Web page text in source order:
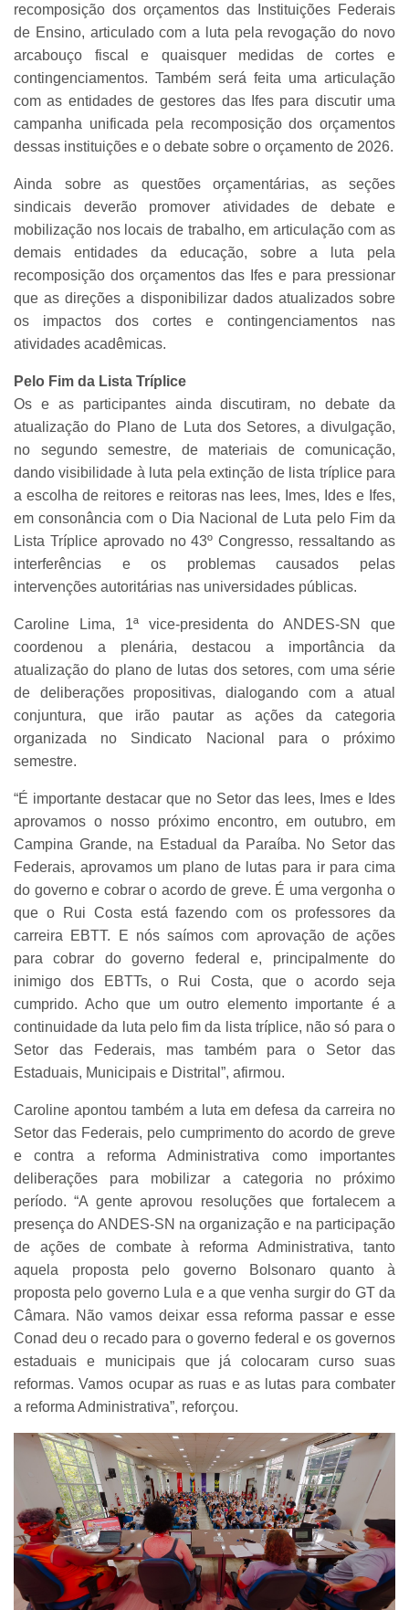
recomposição dos orçamentos das Instituições Federais
de Ensino, articulado com a luta pela revogação do novo
arcabouço fiscal e quaisquer medidas de cortes e
contingenciamentos. Também será feita uma articulação
com as entidades de gestores das Ifes para discutir uma
campanha unificada pela recomposição dos orçamentos
dessas instituições e o debate sobre o orçamento de 2026.
Ainda sobre as questões orçamentárias, as seções
sindicais deverão promover atividades de debate e
mobilização nos locais de trabalho, em articulação com as
demais entidades da educação, sobre a luta pela
recomposição dos orçamentos das Ifes e para pressionar
que as direções a disponibilizar dados atualizados sobre
os impactos dos cortes e contingenciamentos nas
atividades acadêmicas.
Pelo Fim da Lista Tríplice
Os e as participantes ainda discutiram, no debate da
atualização do Plano de Luta dos Setores, a divulgação,
no segundo semestre, de materiais de comunicação,
dando visibilidade à luta pela extinção de lista tríplice para
a escolha de reitores e reitoras nas Iees, Imes, Ides e Ifes,
em consonância com o Dia Nacional de Luta pelo Fim da
Lista Tríplice aprovado no 43º Congresso, ressaltando as
interferências e os problemas causados pelas
intervenções autoritárias nas universidades públicas.
Caroline Lima, 1ª vice-presidenta do ANDES-SN que
coordenou a plenária, destacou a importância da
atualização do plano de lutas dos setores, com uma série
de deliberações propositivas, dialogando com a atual
conjuntura, que irão pautar as ações da categoria
organizada no Sindicato Nacional para o próximo
semestre.
“É importante destacar que no Setor das Iees, Imes e Ides
aprovamos o nosso próximo encontro, em outubro, em
Campina Grande, na Estadual da Paraíba. No Setor das
Federais, aprovamos um plano de lutas para ir para cima
do governo e cobrar o acordo de greve. É uma vergonha o
que o Rui Costa está fazendo com os professores da
carreira EBTT. E nós saímos com aprovação de ações
para cobrar do governo federal e, principalmente do
inimigo dos EBTTs, o Rui Costa, que o acordo seja
cumprido. Acho que um outro elemento importante é a
continuidade da luta pelo fim da lista tríplice, não só para o
Setor das Federais, mas também para o Setor das
Estaduais, Municipais e Distrital”, afirmou.
Caroline apontou também a luta em defesa da carreira no
Setor das Federais, pelo cumprimento do acordo de greve
e contra a reforma Administrativa como importantes
deliberações para mobilizar a categoria no próximo
período. “A gente aprovou resoluções que fortalecem a
presença do ANDES-SN na organização e na participação
de ações de combate à reforma Administrativa, tanto
aquela proposta pelo governo Bolsonaro quanto à
proposta pelo governo Lula e a que venha surgir do GT da
Câmara. Não vamos deixar essa reforma passar e esse
Conad deu o recado para o governo federal e os governos
estaduais e municipais que já colocaram curso suas
reformas. Vamos ocupar as ruas e as lutas para combater
a reforma Administrativa”, reforçou.